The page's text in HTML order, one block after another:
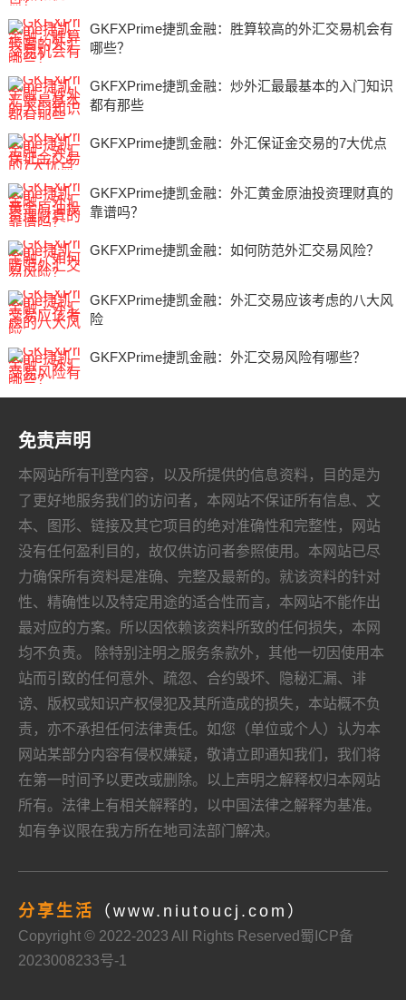
GKFXPrime捷凯金融：胜算较高的外汇交易机会有
哪些？
GKFXPrime捷凯金融：炒外汇最最基本的入门知识
都有那些
GKFXPrime捷凯金融：外汇保证金交易的7大优点
GKFXPrime捷凯金融：外汇黄金原油投资理财真的
靠谱吗？
GKFXPrime捷凯金融：如何防范外汇交易风险？
GKFXPrime捷凯金融：外汇交易应该考虑的八大风
险
GKFXPrime捷凯金融：外汇交易风险有哪些？
免责声明
本网站所有刊登内容，以及所提供的信息资料，目的是为
了更好地服务我们的访问者，本网站不保证所有信息、文
本、图形、链接及其它项目的绝对准确性和完整性，网站
没有任何盈利目的，故仅供访问者参照使用。本网站已尽
力确保所有资料是准确、完整及最新的。就该资料的针对
性、精确性以及特定用途的适合性而言，本网站不能作出
最对应的方案。所以因依赖该资料所致的任何损失，本网
均不负责。 除特别注明之服务条款外，其他一切因使用本
站而引致的任何意外、疏忽、合约毁坏、隐秘汇漏、诽
谤、版权或知识产权侵犯及其所造成的损失，本站概不负
责，亦不承担任何法律责任。如您（单位或个人）认为本
网站某部分内容有侵权嫌疑，敬请立即通知我们，我们将
在第一时间予以更改或删除。以上声明之解释权归本网站
所有。法律上有相关解释的，以中国法律之解释为基准。
如有争议限在我方所在地司法部门解决。
分享生活 （www.niutoucj.com）
Copyright © 2022-2023 All Rights Reserved 蜀ICP备
2023008233号-1